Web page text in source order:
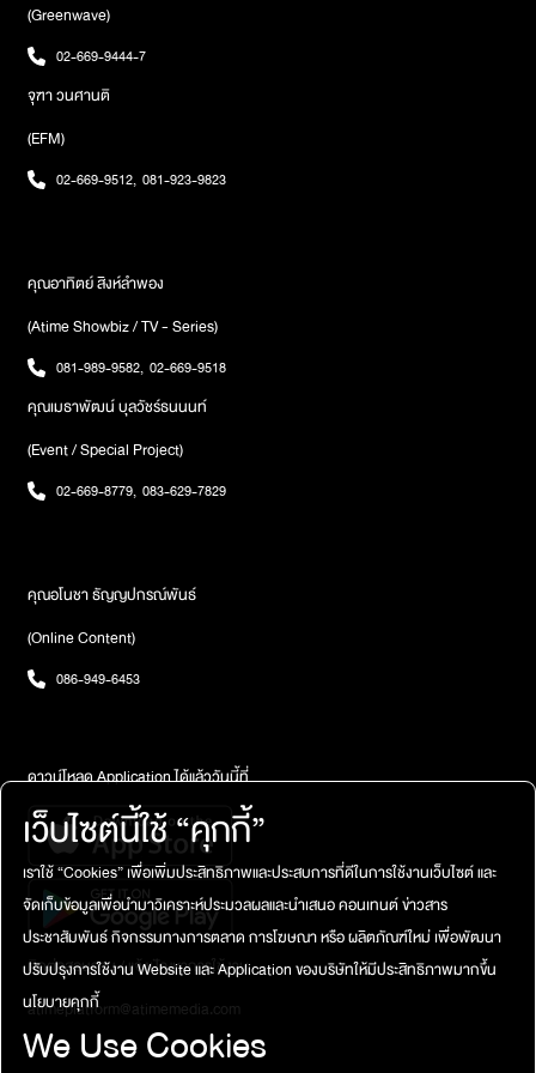
(Greenwave)
02-669-9444-7
จุฑา วนศานติ
(EFM)
02-669-9512, 081-923-9823
คุณอาทิตย์ สิงห์ลำพอง
(Atime Showbiz / TV - Series)
081-989-9582, 02-669-9518
คุณเมธาพัฒน์ บุลวัชร์ธนนนท์
(Event / Special Project)
02-669-8779, 083-629-7829
คุณอโนชา ธัญญปกรณ์พันธ์
(Online Content)
086-949-6453
ดาวน์โหลด Application ได้แล้ววันนี้ที่
ติดต่อสอบถาม / แจ้งปัญหาการใช้งาน
atimeplatform@atimemedia.com
เว็บไซต์นี้ใช้ “คุกกี้”
เราใช้ “Cookies” เพื่อเพิ่มประสิทธิภาพและประสบการที่ดีในการใช้งานเว็บไซต์ และ
จัดเก็บข้อมูลเพื่อนำมาวิเคราะห์ประมวลผลและนำเสนอ คอนเทนต์ ข่าวสาร
ประชาสัมพันธ์ กิจกรรมทางการตลาด การโฆษณา หรือ ผลิตภัณฑ์ใหม่ เพื่อพัฒนา
ปรับปรุงการใช้งาน Website และ Application ของบริษัทให้มีประสิทธิภาพมากขึ้น
นโยบายคุกกี้
We Use Cookies